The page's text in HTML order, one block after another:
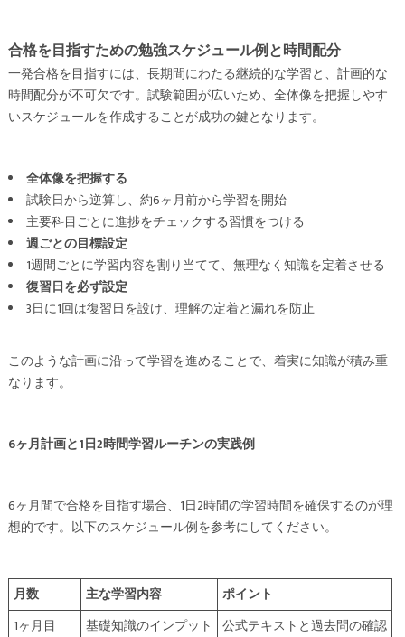
合格を目指すための勉強スケジュール例と時間配分
一発合格を目指すには、長期間にわたる継続的な学習と、計画的な
時間配分が不可欠です。試験範囲が広いため、全体像を把握しやす
いスケジュールを作成することが成功の鍵となります。
全体像を把握する
試験日から逆算し、約6ヶ月前から学習を開始
主要科目ごとに進捗をチェックする習慣をつける
週ごとの目標設定
1週間ごとに学習内容を割り当てて、無理なく知識を定着させる
復習日を必ず設定
3日に1回は復習日を設け、理解の定着と漏れを防止
このような計画に沿って学習を進めることで、着実に知識が積み重
なります。
6ヶ月計画と1日2時間学習ルーチンの実践例
6ヶ月間で合格を目指す場合、1日2時間の学習時間を確保するのが理
想的です。以下のスケジュール例を参考にしてください。
月数 主な学習内容
ポイント
1ヶ月目
基礎知識のインプット
公式テキストと過去問の確認